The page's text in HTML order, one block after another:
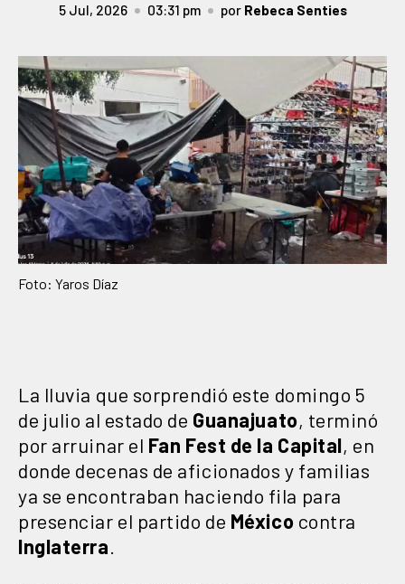
5 Jul, 2026 03:31 pm por Rebeca Senties
Foto: Yaros Díaz
La lluvia que sorprendió este domingo 5
de julio al estado de Guanajuato, terminó
por arruinar el Fan Fest de la Capital, en
donde decenas de aficionados y familias
ya se encontraban haciendo fila para
presenciar el partido de México contra
Inglaterra